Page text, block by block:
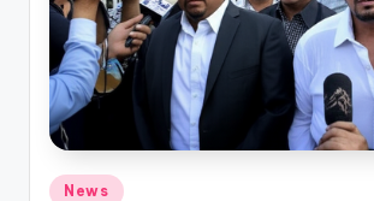
Publicado
News